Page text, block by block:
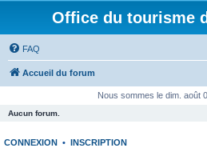
Office du tourisme
FAQ
Accueil du forum
Nous sommes le dim. août
Aucun forum.
CONNEXION • INSCRIPTION